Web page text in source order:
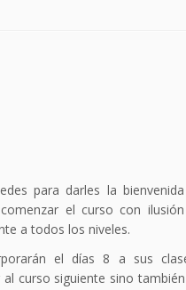
para darles la
el curso con
a todos los niveles.
el días 8 a sus
curso siguiente sino